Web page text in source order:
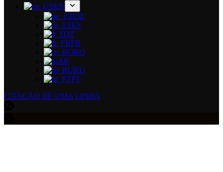
EN
DE
ES
IT
FR
RO
AR
RU
PT
CITAÇÃO DE UMA LINHA